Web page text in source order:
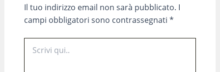
Il tuo indirizzo email non sarà pubblicato. I
campi obbligatori sono contrassegnati *
qui..